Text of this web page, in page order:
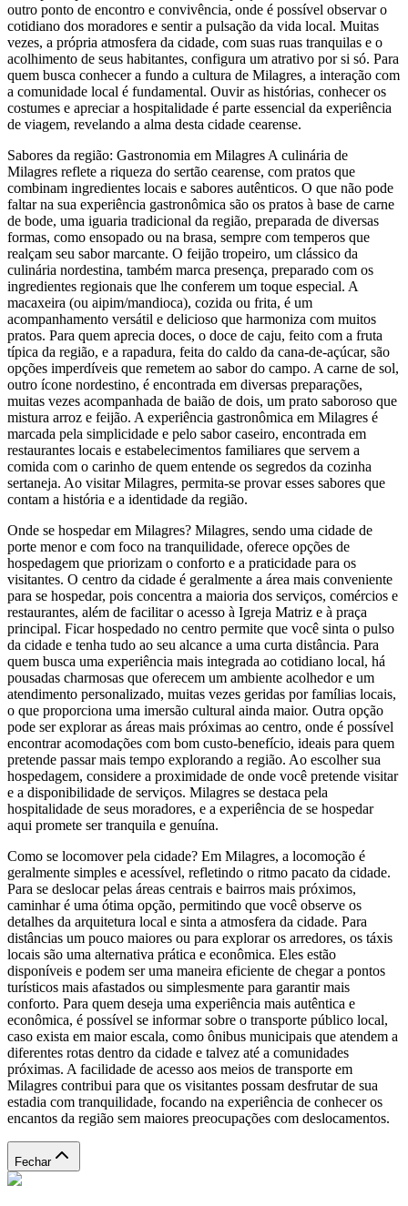
outro ponto de encontro e convivência, onde é possível observar o
cotidiano dos moradores e sentir a pulsação da vida local. Muitas
vezes, a própria atmosfera da cidade, com suas ruas tranquilas e o
acolhimento de seus habitantes, configura um atrativo por si só. Para
quem busca conhecer a fundo a cultura de Milagres, a interação com
a comunidade local é fundamental. Ouvir as histórias, conhecer os
costumes e apreciar a hospitalidade é parte essencial da experiência
de viagem, revelando a alma desta cidade cearense.
Sabores da região: Gastronomia em Milagres A culinária de
Milagres reflete a riqueza do sertão cearense, com pratos que
combinam ingredientes locais e sabores autênticos. O que não pode
faltar na sua experiência gastronômica são os pratos à base de carne
de bode, uma iguaria tradicional da região, preparada de diversas
formas, como ensopado ou na brasa, sempre com temperos que
realçam seu sabor marcante. O feijão tropeiro, um clássico da
culinária nordestina, também marca presença, preparado com os
ingredientes regionais que lhe conferem um toque especial. A
macaxeira (ou aipim/mandioca), cozida ou frita, é um
acompanhamento versátil e delicioso que harmoniza com muitos
pratos. Para quem aprecia doces, o doce de caju, feito com a fruta
típica da região, e a rapadura, feita do caldo da cana-de-açúcar, são
opções imperdíveis que remetem ao sabor do campo. A carne de sol,
outro ícone nordestino, é encontrada em diversas preparações,
muitas vezes acompanhada de baião de dois, um prato saboroso que
mistura arroz e feijão. A experiência gastronômica em Milagres é
marcada pela simplicidade e pelo sabor caseiro, encontrada em
restaurantes locais e estabelecimentos familiares que servem a
comida com o carinho de quem entende os segredos da cozinha
sertaneja. Ao visitar Milagres, permita-se provar esses sabores que
contam a história e a identidade da região.
Onde se hospedar em Milagres? Milagres, sendo uma cidade de
porte menor e com foco na tranquilidade, oferece opções de
hospedagem que priorizam o conforto e a praticidade para os
visitantes. O centro da cidade é geralmente a área mais conveniente
para se hospedar, pois concentra a maioria dos serviços, comércios e
restaurantes, além de facilitar o acesso à Igreja Matriz e à praça
principal. Ficar hospedado no centro permite que você sinta o pulso
da cidade e tenha tudo ao seu alcance a uma curta distância. Para
quem busca uma experiência mais integrada ao cotidiano local, há
pousadas charmosas que oferecem um ambiente acolhedor e um
atendimento personalizado, muitas vezes geridas por famílias locais,
o que proporciona uma imersão cultural ainda maior. Outra opção
pode ser explorar as áreas mais próximas ao centro, onde é possível
encontrar acomodações com bom custo-benefício, ideais para quem
pretende passar mais tempo explorando a região. Ao escolher sua
hospedagem, considere a proximidade de onde você pretende visitar
e a disponibilidade de serviços. Milagres se destaca pela
hospitalidade de seus moradores, e a experiência de se hospedar
aqui promete ser tranquila e genuína.
Como se locomover pela cidade? Em Milagres, a locomoção é
geralmente simples e acessível, refletindo o ritmo pacato da cidade.
Para se deslocar pelas áreas centrais e bairros mais próximos,
caminhar é uma ótima opção, permitindo que você observe os
detalhes da arquitetura local e sinta a atmosfera da cidade. Para
distâncias um pouco maiores ou para explorar os arredores, os táxis
locais são uma alternativa prática e econômica. Eles estão
disponíveis e podem ser uma maneira eficiente de chegar a pontos
turísticos mais afastados ou simplesmente para garantir mais
conforto. Para quem deseja uma experiência mais autêntica e
econômica, é possível se informar sobre o transporte público local,
caso exista em maior escala, como ônibus municipais que atendem a
diferentes rotas dentro da cidade e talvez até a comunidades
próximas. A facilidade de acesso aos meios de transporte em
Milagres contribui para que os visitantes possam desfrutar de sua
estadia com tranquilidade, focando na experiência de conhecer os
encantos da região sem maiores preocupações com deslocamentos.
Fechar